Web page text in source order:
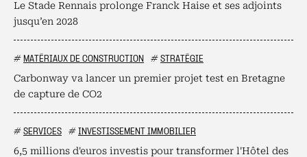
Le Stade Rennais prolonge Franck Haise et ses adjoints
jusqu’en 2028
# MATÉRIAUX DE CONSTRUCTION # STRATÉGIE
Carbonway va lancer un premier projet test en Bretagne
de capture de CO2
# SERVICES # INVESTISSEMENT IMMOBILIER
6,5 millions d'euros investis pour transformer l'Hôtel des